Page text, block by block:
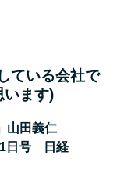
ている会社で
います)
山田義仁
日号 日経